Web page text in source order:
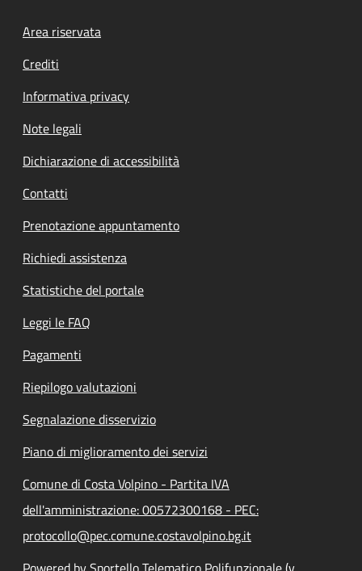
Footer menu
Area riservata
Crediti
Informativa privacy
Note legali
Dichiarazione di accessibilità
Contatti
Prenotazione appuntamento
Richiedi assistenza
Statistiche del portale
Leggi le FAQ
Pagamenti
Riepilogo valutazioni
Segnalazione disservizio
Piano di miglioramento dei servizi
Comune di Costa Volpino - Partita IVA
dell'amministrazione: 00572300168 - PEC:
protocollo@pec.comune.costavolpino.bg.it